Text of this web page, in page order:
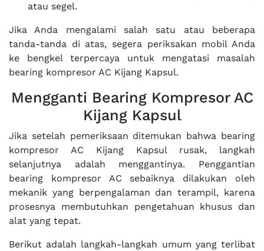
atau segel.
Jika Anda mengalami salah satu atau beberapa
tanda-tanda di atas, segera periksakan mobil Anda
ke bengkel terpercaya untuk mengatasi masalah
bearing kompresor AC Kijang Kapsul.
Mengganti Bearing Kompresor AC
Kijang Kapsul
Jika setelah pemeriksaan ditemukan bahwa bearing
kompresor AC Kijang Kapsul rusak, langkah
selanjutnya adalah menggantinya. Penggantian
bearing kompresor AC sebaiknya dilakukan oleh
mekanik yang berpengalaman dan terampil, karena
prosesnya membutuhkan pengetahuan khusus dan
alat yang tepat.
Berikut adalah langkah-langkah umum yang terlibat